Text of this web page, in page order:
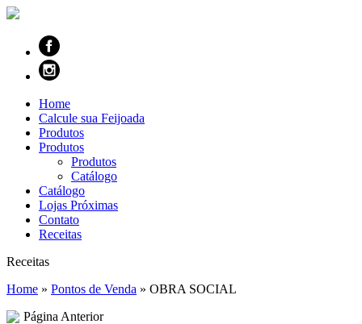
Home
Calcule sua Feijoada
Produtos
Produtos
Produtos
Catálogo
Catálogo
Lojas Próximas
Contato
Receitas
Receitas
Home » Pontos de Venda » OBRA SOCIAL
Página Anterior